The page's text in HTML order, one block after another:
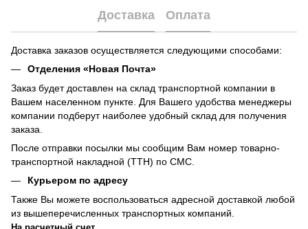
Доставка Оплата
Доставка заказов осуществляется следующими способами:
Отделения «Новая Почта»
Заказ будет доставлен на склад транспортной компании в
Вашем населенном пункте. Для Вашего удобства менеджеры
компании подберут наиболее удобный склад для получения
заказа.
После отправки посылки мы сообщим Вам номер товарно-
транспортной накладной (ТТН) по СМС.
Курьером по адресу
Также Вы можете воспользоваться адресной доставкой любой
из вышеперечисленных транспортных компаний.